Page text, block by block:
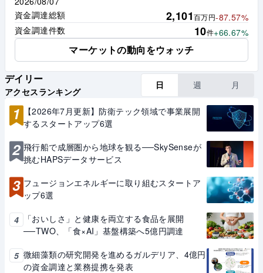
資金調達総額
2,101百万円-87.57%
資金調達件数
10件+66.67%
マーケットの動向をウォッチ
デイリー
アクセスランキング
日 週 月
1
【2026年7月更新】防衛テック領域で事業展開
するスタートアップ6選
2 飛行船で成層圏から地球を観る──SkySenseが
挑むHAPSデータサービス
3 フュージョンエネルギーに取り組むスタートア
ップ6選
4
「おいしさ」と健康を両立する食品を展開
──TWO、「食×AI」基盤構築へ5億円調達
5 微細藻類の研究開発を進めるガルデリア、4億円
の資金調達と業務提携を発表